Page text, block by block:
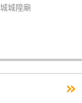
城隍廟
»